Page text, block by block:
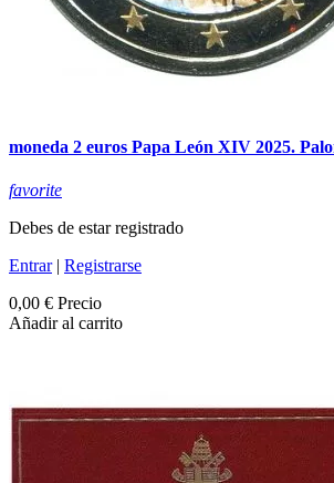
moneda 2 euros Papa León XIV 2025.
favorite
Debes de estar registrado
Entrar| Registrarse
0,00 € Precio
Añadir al carrito